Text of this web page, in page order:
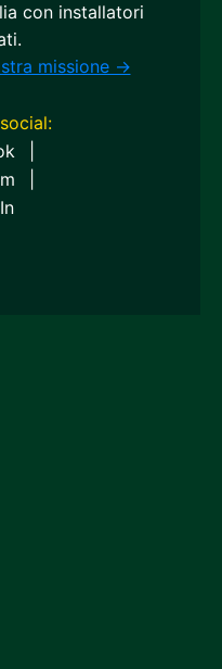
con installatori
missione →